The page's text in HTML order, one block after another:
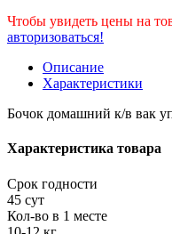
Чтобы увидеть цены на
авторизоваться!
Описание
Характеристики
Бочок домашний к/в вак
Характеристика товара
Срок годности
45 сут
Кол-во в 1 месте